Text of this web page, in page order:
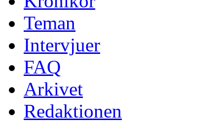
Teman
Intervjuer
FAQ
Arkivet
Redaktionen